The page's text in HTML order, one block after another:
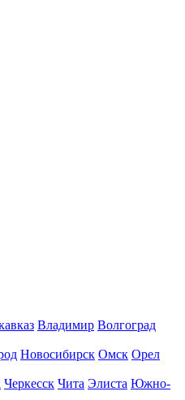
Владимир Волгоград
Новосибирск Омск Орел
Черкесск Чита Элиста Южно-